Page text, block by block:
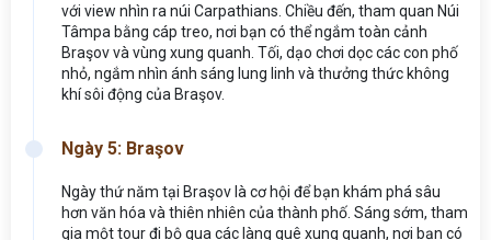
với view nhìn ra núi Carpathians. Chiều đến, tham quan Núi
Tâmpa bằng cáp treo, nơi bạn có thể ngắm toàn cảnh
Braşov và vùng xung quanh. Tối, dạo chơi dọc các con phố
nhỏ, ngắm nhìn ánh sáng lung linh và thưởng thức không
khí sôi động của Braşov.
Ngày 5: Braşov
Ngày thứ năm tại Braşov là cơ hội để bạn khám phá sâu
hơn văn hóa và thiên nhiên của thành phố. Sáng sớm, tham
gia một tour đi bộ qua các làng quê xung quanh, nơi bạn có